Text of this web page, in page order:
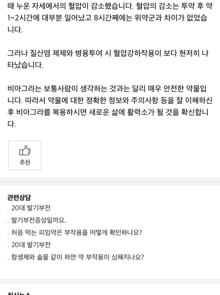
때 누운 자세에서의 혈압이 감소했습니다. 혈압의 감소는 투약 후 약
1~2시간에 대부분 일어났고 8시간째에는 위약군과 차이가 없었습
니다.
그러나 질산염 제제와 병용투여 시 혈압강하작용이 보다 현저히 나
타났습니다.
비아그라는 보통사람이 생각하는 것과는 달리 매우 안전한 약물입
니다. 따라서 약물에 대한 정확한 정보와 주의사항 등을 잘 이해하신
후 비아그라를 복용하시면 새로운 삶에 활력소가 될 것을 확신합니
다.
추천
관련상담
20대 발기부전
발기부전증상일까요..
처음 먹는 피임약은 부작용을 어떻게 확인하나요?
20대 발기부전
항생제와 술을 같이 하면 약 부작용이 심해지나요?